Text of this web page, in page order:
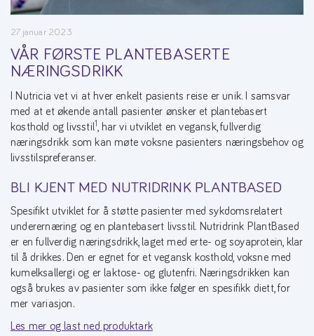
27 januar 2023
VÅR FØRSTE PLANTEBASERTE
NÆRINGSDRIKK
I Nutricia vet vi at hver enkelt pasients reise er unik. I samsvar
med at et økende antall pasienter ønsker et plantebasert
kosthold og livsstil1, har vi utviklet en vegansk, fullverdig
næringsdrikk som kan møte voksne pasienters næringsbehov og
livsstilspreferanser.
BLI KJENT MED NUTRIDRINK PLANTBASED
Spesifikt utviklet for å støtte pasienter med sykdomsrelatert
underernæring og en plantebasert livsstil. Nutridrink PlantBased
er en fullverdig næringsdrikk, laget med erte- og soyaprotein, klar
til å drikkes. Den er egnet for et vegansk kosthold, voksne med
kumelksallergi og er laktose- og glutenfri. Næringsdrikken kan
også brukes av pasienter som ikke følger en spesifikk diett, for
mer variasjon.
Les mer og last ned produktark